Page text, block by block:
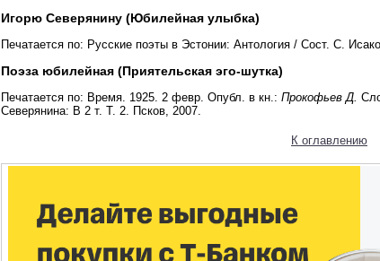
Игорю Северянину (Юбилейная улыбка)
Печатается по: Русские поэты в Эстонии: Антология / Сост. С.
Поэза юбилейная (Приятельская эго-шутка)
Печатается по: Время. 1925. 2 февр. Опубл. в кн.: Прокофьев Д.
Северянина: В 2 т. Т. 2. Псков, 2007.
К оглавлению